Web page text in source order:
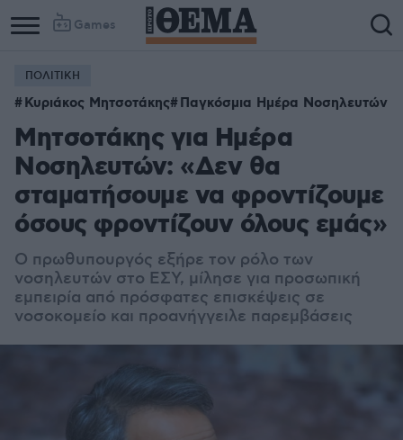
Games
ΠΟΛΙΤΙΚΗ
Κυριάκος Μητσοτάκης Παγκόσμια Ημέρα Νοσηλευτών
Μητσοτάκης για Ημέρα
Νοσηλευτών: «Δεν θα
σταματήσουμε να φροντίζουμε
όσους φροντίζουν όλους εμάς»
Ο πρωθυπουργός εξήρε τον ρόλο των
νοσηλευτών στο ΕΣΥ, μίλησε για προσωπική
εμπειρία από πρόσφατες επισκέψεις σε
νοσοκομείο και προανήγγειλε παρεμβάσεις